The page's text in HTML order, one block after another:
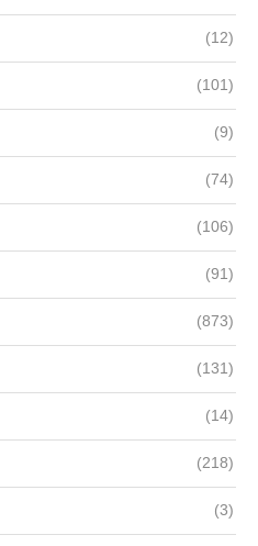
(12)
(101)
(9)
(74)
(106)
(91)
(873)
(131)
(14)
(218)
(3)